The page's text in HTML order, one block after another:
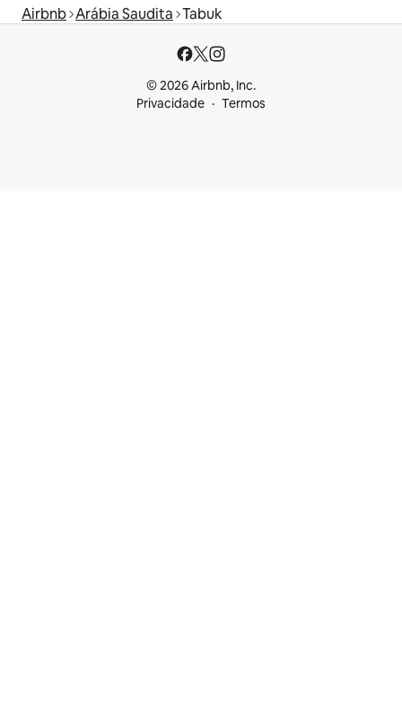
Airbnb Arábia Saudita Tabuk
© 2026 Airbnb, Inc.
Privacidade
Termos